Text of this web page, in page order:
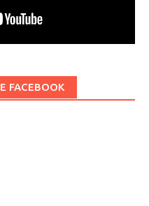
FACEBOOK